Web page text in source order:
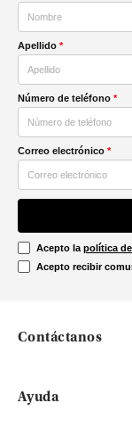
Apellido *
Número de teléfono *
Correo electrónico *
Acepto la política
Acepto recibir
Contáctanos
Ayuda